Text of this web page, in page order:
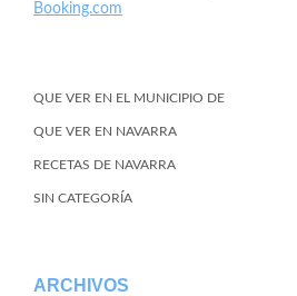
Booking.com
QUE VER EN EL MUNICIPIO DE
QUE VER EN NAVARRA
RECETAS DE NAVARRA
SIN CATEGORÍA
ARCHIVOS